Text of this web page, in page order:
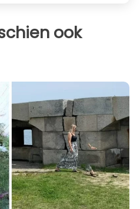
ook